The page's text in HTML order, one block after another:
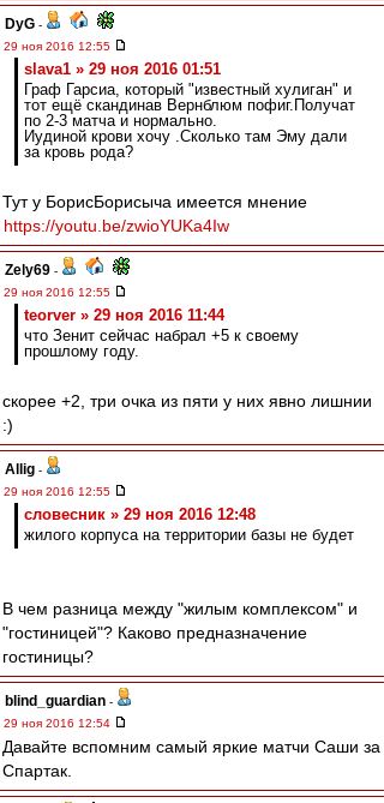
DyG -
29 ноя 2016 12:55
slava1 » 29 ноя 2016 01:51
Граф Гарсиа, который "известный хулиган" и
тот ещё скандинав Вернблюм пофиг.Получат
по 2-3 матча и нормально.
Иудиной крови хочу .Сколько там Эму дали
за кровь рода?
Тут у БорисБорисыча имеется мнение
https://youtu.be/zwioYUKa4Iw
Zely69 -
29 ноя 2016 12:55
teorver » 29 ноя 2016 11:44
что Зенит сейчас набрал +5 к своему
прошлому году.
скорее +2, три очка из пяти у них явно лишнии
:)
Allig -
29 ноя 2016 12:55
словесник » 29 ноя 2016 12:48
жилого корпуса на территории базы не будет
В чем разница между "жилым комплексом" и
"гостиницей"? Каково предназначение
гостиницы?
blind_guardian -
29 ноя 2016 12:54
Давайте вспомним самый яркие матчи Саши за
Спартак.